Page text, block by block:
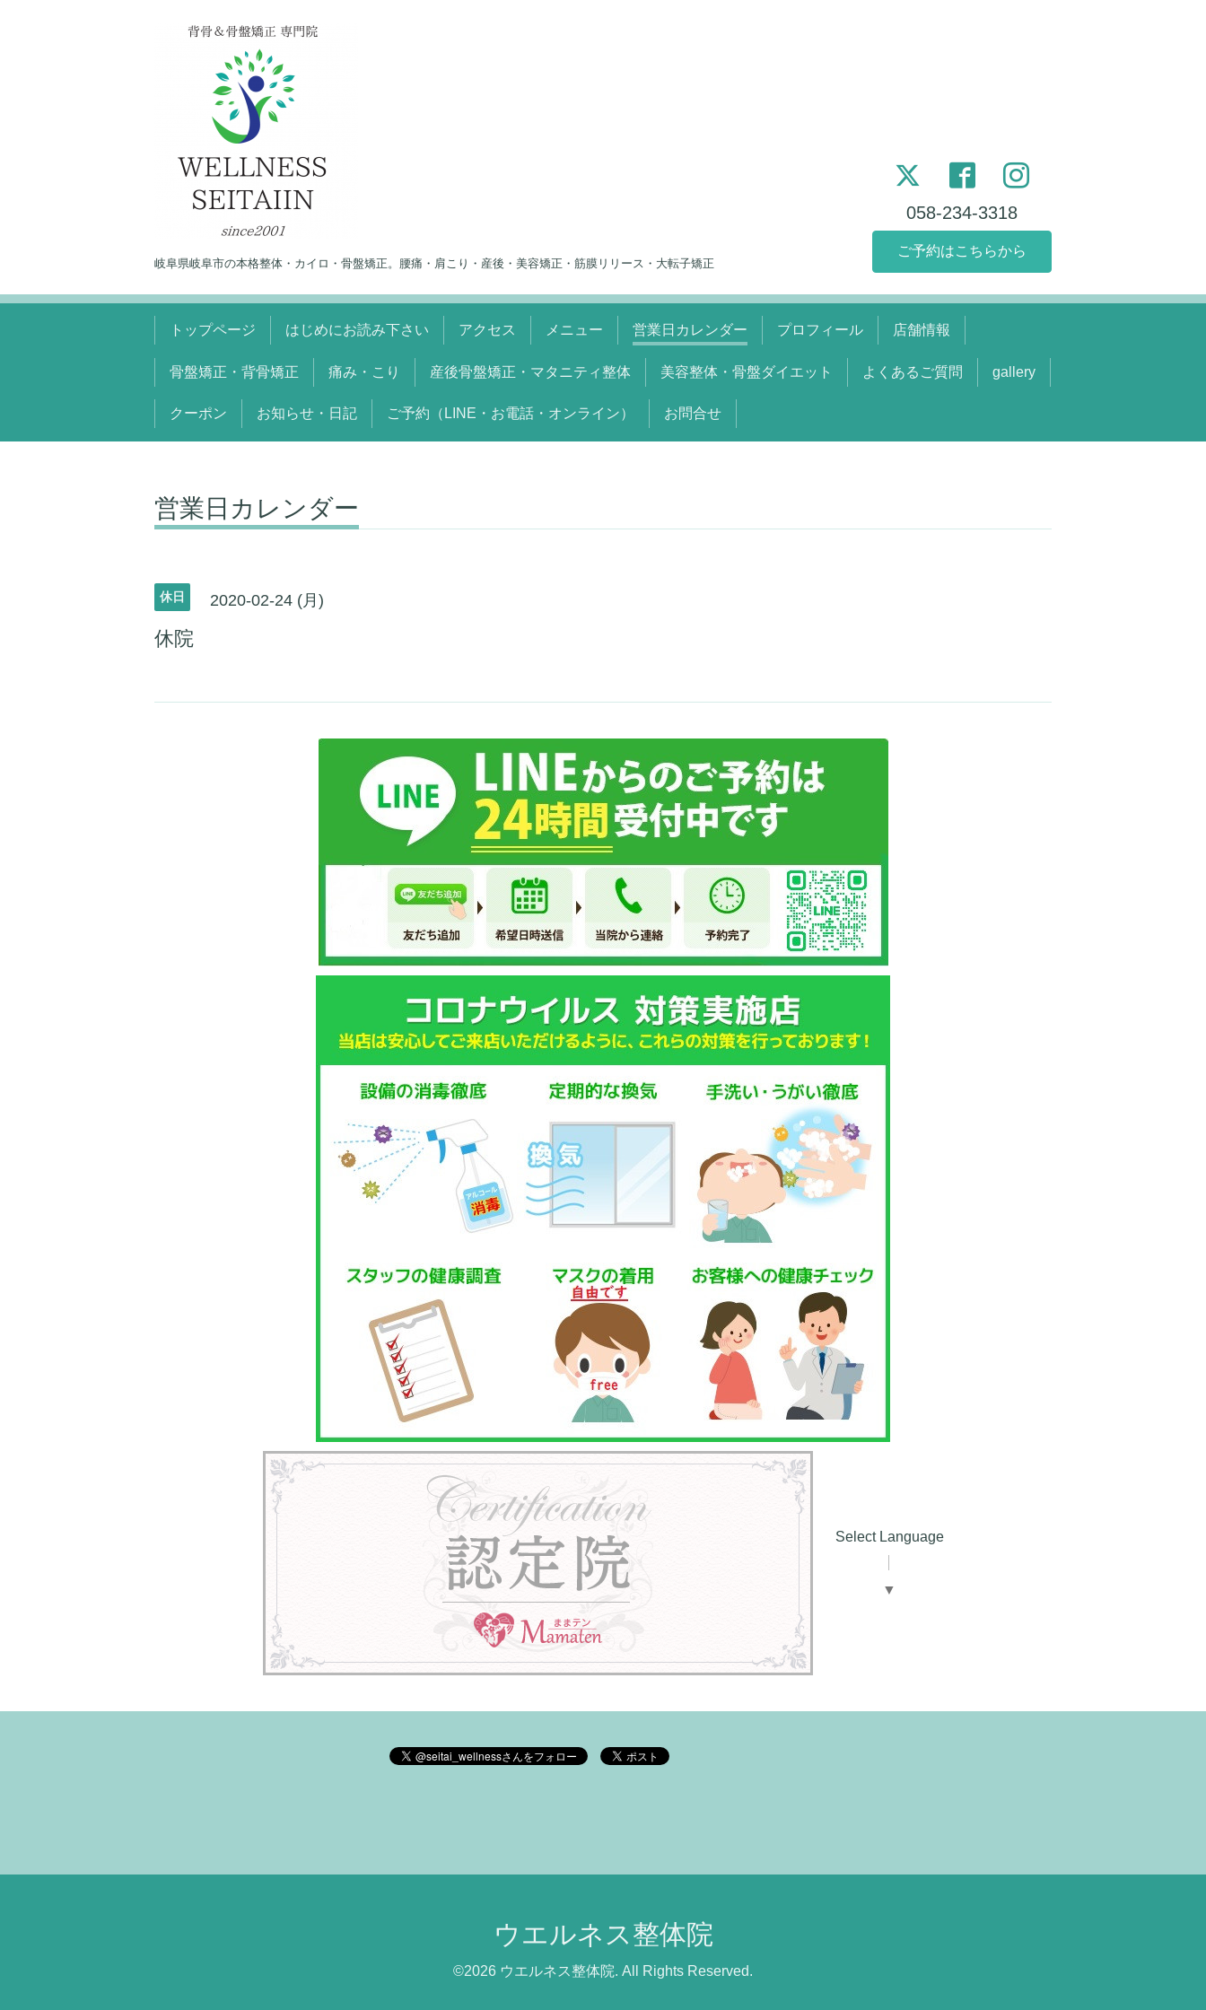
岐阜県岐阜市の本格整体・カイロ・骨盤矯正。腰痛・肩こり・産後・美容矯正・筋膜リリース・大転子矯正
058-234-3318
ご予約はこちらから
トップページ はじめにお読み下さい アクセス メニュー 営業日カレンダー プロフィール 店舗情報
骨盤矯正・背骨矯正 痛み・こり 産後骨盤矯正・マタニティ整体 美容整体・骨盤ダイエット よくあるご質問 gallery
クーポン お知らせ・日記 ご予約（LINE・お電話・オンライン） お問合せ
営業日カレンダー
休日 2020-02-24 (月)
休院
Select Language
▼
ウエルネス整体院
©2026 ウエルネス整体院. All Rights Reserved.